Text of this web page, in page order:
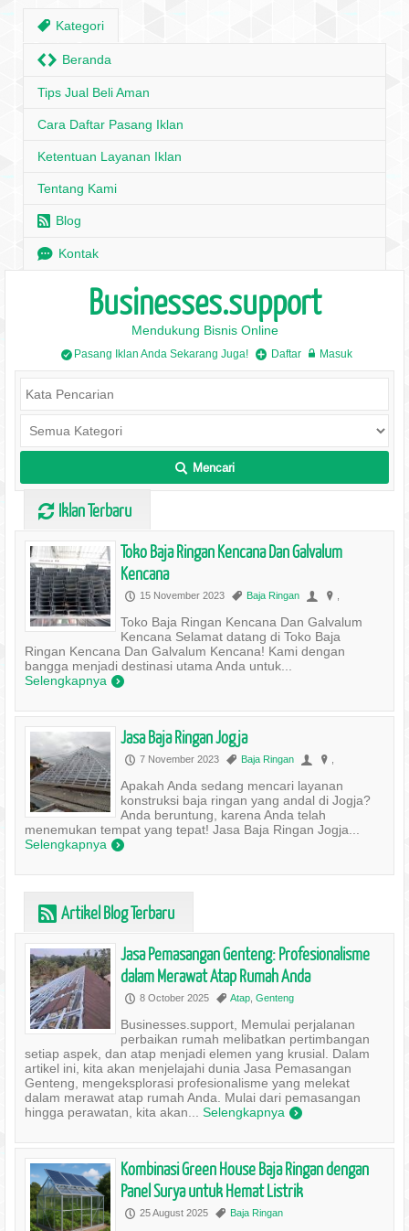
, Kategori
H Beranda
Tips Jual Beli Aman
Cara Daftar Pasang Iklan
Ketentuan Layanan Iklan
Tentang Kami
r Blog
e Kontak
Businesses.support
Mendukung Bisnis Online
/ Pasang Iklan Anda Sekarang Juga! + Daftar w Masuk
L Mencari
V Iklan Terbaru
Toko Baja Ringan Kencana Dan Galvalum
Kencana
P 15 November 2023 , Baja Ringan U ? ,
Toko Baja Ringan Kencana Dan Galvalum
Kencana Selamat datang di Toko Baja
Ringan Kencana Dan Galvalum Kencana! Kami dengan
bangga menjadi destinasi utama Anda untuk...
Selengkapnya )
Jasa Baja Ringan Jogja
P 7 November 2023 , Baja Ringan U ? ,
Apakah Anda sedang mencari layanan
konstruksi baja ringan yang andal di Jogja?
Anda beruntung, karena Anda telah
menemukan tempat yang tepat! Jasa Baja Ringan Jogja...
Selengkapnya )
r Artikel Blog Terbaru
Jasa Pemasangan Genteng: Profesionalisme
dalam Merawat Atap Rumah Anda
P 8 October 2025 , Atap, Genteng
Businesses.support, Memulai perjalanan
perbaikan rumah melibatkan pertimbangan
setiap aspek, dan atap menjadi elemen yang krusial. Dalam
artikel ini, kita akan menjelajahi dunia Jasa Pemasangan
Genteng, mengeksplorasi profesionalisme yang melekat
dalam merawat atap rumah Anda. Mulai dari pemasangan
hingga perawatan, kita akan... Selengkapnya )
Kombinasi Green House Baja Ringan dengan
Panel Surya untuk Hemat Listrik
P 25 August 2025 , Baja Ringan